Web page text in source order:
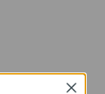
Close